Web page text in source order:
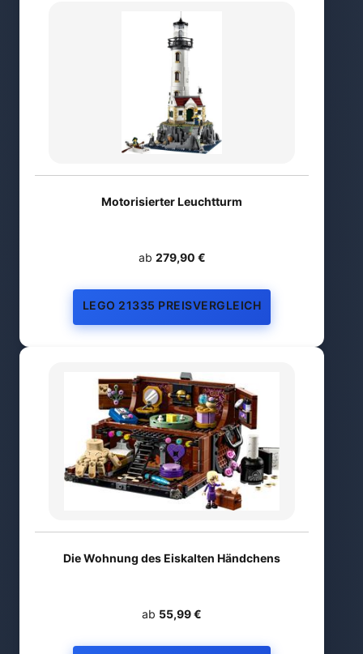
Motorisierter Leuchtturm
ab 279,90 €
LEGO 21335 PREISVERGLEICH
Die Wohnung des Eiskalten Händchens
ab 55,99 €